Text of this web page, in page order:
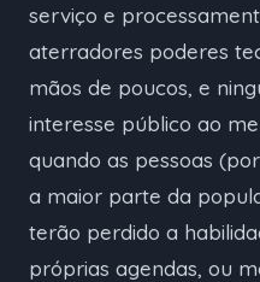
serviço e
aterradores poderes
mãos de poucos, e
interesse público ao
quando as pessoas
a maior parte da
terão perdido a
próprias agendas, ou